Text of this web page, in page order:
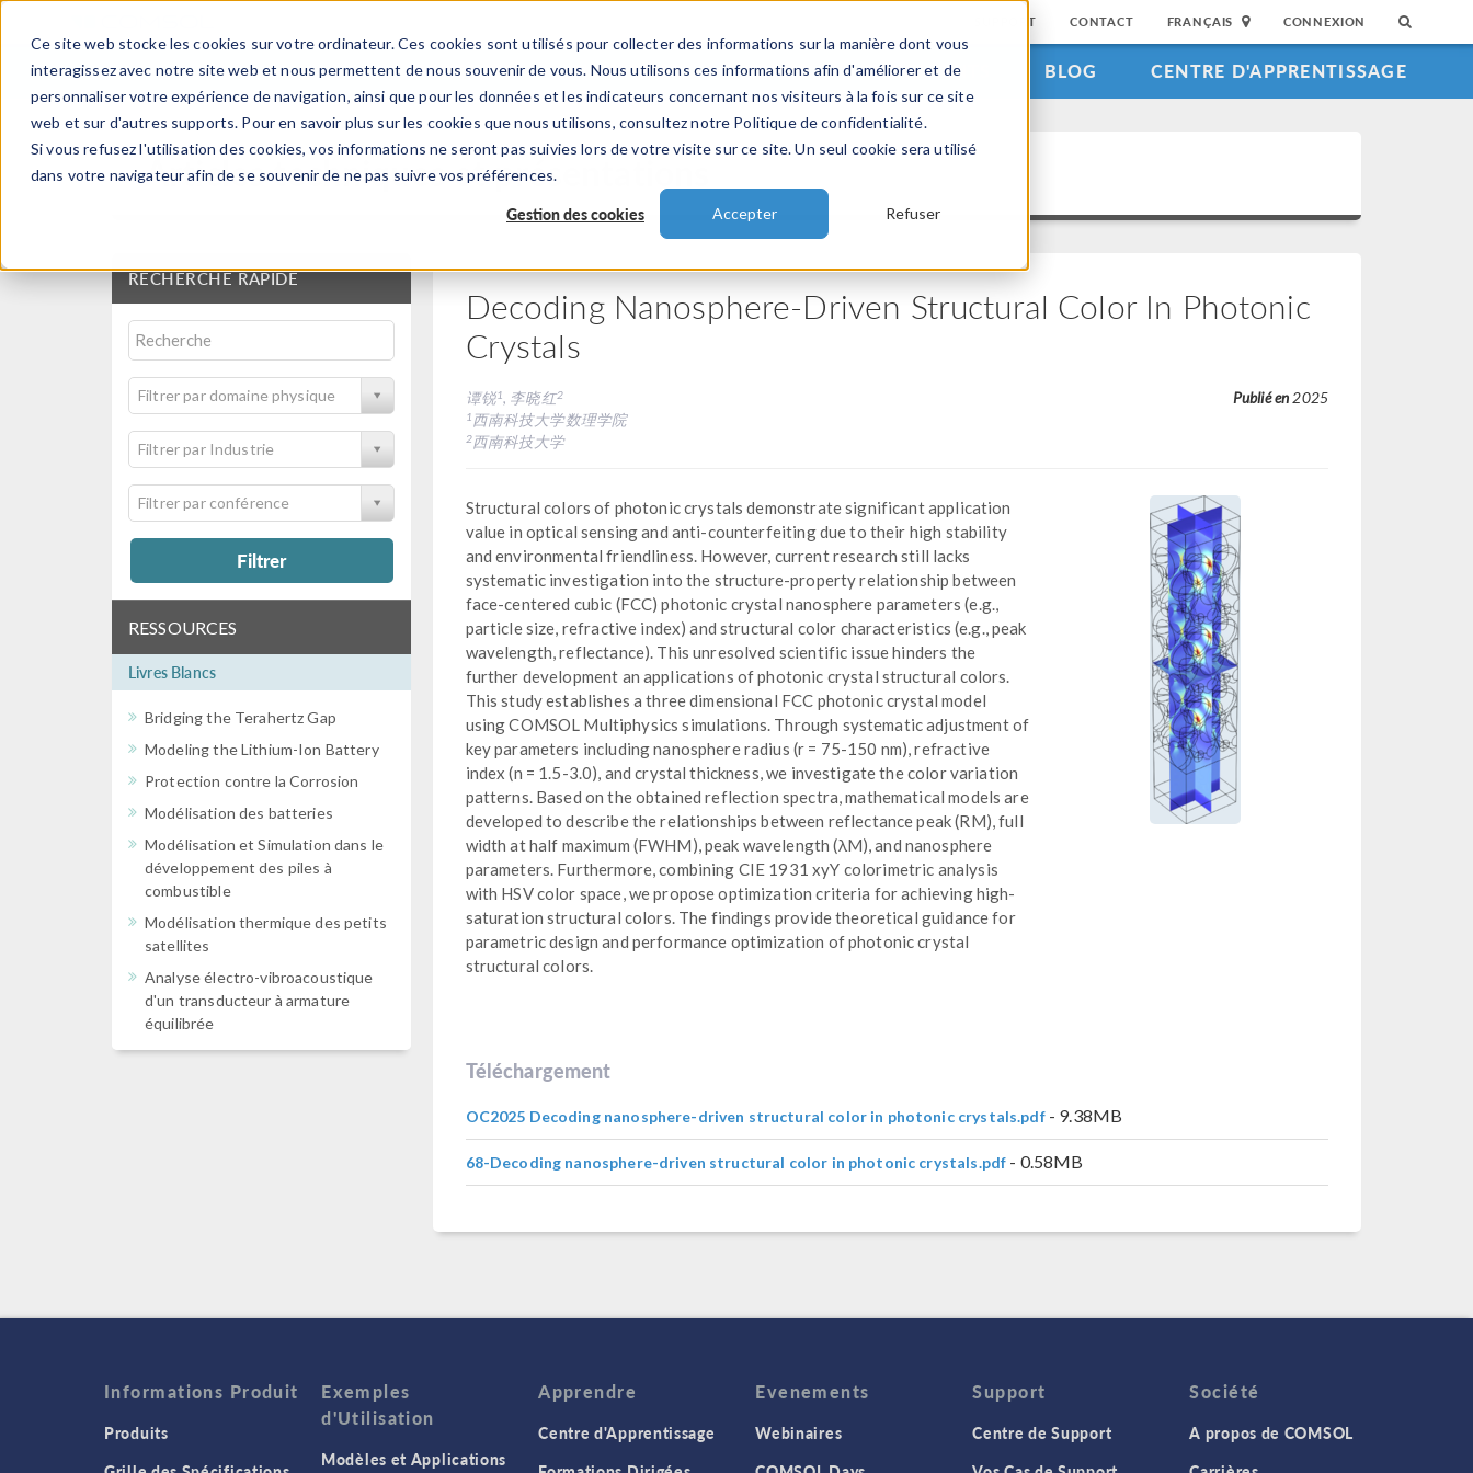
Ce site web stocke les cookies sur votre ordinateur. Ces cookies sont utilisés pour collecter des informations sur la manière dont vous
interagissez avec notre site web et nous permettent de nous souvenir de vous. Nous utilisons ces informations afin d'améliorer et de
personnaliser votre expérience de navigation, ainsi que pour les données et les indicateurs concernant nos visiteurs à la fois sur ce site
web et sur d'autres supports. Pour en savoir plus sur les cookies que nous utilisons, consultez notre Politique de confidentialité.
Si vous refusez l'utilisation des cookies, vos informations ne seront pas suivies lors de votre visite sur ce site. Un seul cookie sera utilisé
dans votre navigateur afin de se souvenir de ne pas suivre vos préférences.
Gestion des cookies Accepter Refuser
SUPPORT CONTACT FRANÇAIS CONNEXION
PRODUITS INDUSTRIES VIDEOS EVENEMENTS BLOG CENTRE D'APPRENTISSAGE
Articles techniques et présentations
RECHERCHE RAPIDE
Filtrer par domaine physique
Filtrer par Industrie
Filtrer par conférence
Filtrer
RESSOURCES
Livres Blancs
Bridging the Terahertz Gap
Modeling the Lithium-Ion Battery
Protection contre la Corrosion
Modélisation des batteries
Modélisation et Simulation dans le
développement des piles à
combustible
Modélisation thermique des petits
satellites
Analyse électro-vibroacoustique
d'un transducteur à armature
équilibrée
Decoding Nanosphere-Driven Structural Color In Photonic
Crystals
谭锐1, 李晓红2
1 西南科技大学数理学院
2西南科技大学
Publié en 2025
Structural colors of photonic crystals demonstrate significant application
value in optical sensing and anti-counterfeiting due to their high stability
and environmental friendliness. However, current research still lacks
systematic investigation into the structure-property relationship between
face-centered cubic (FCC) photonic crystal nanosphere parameters (e.g.,
particle size, refractive index) and structural color characteristics (e.g., peak
wavelength, reflectance). This unresolved scientific issue hinders the
further development an applications of photonic crystal structural colors.
This study establishes a three dimensional FCC photonic crystal model
using COMSOL Multiphysics simulations. Through systematic adjustment of
key parameters including nanosphere radius (r = 75-150 nm), refractive
index (n = 1.5-3.0), and crystal thickness, we investigate the color variation
patterns. Based on the obtained reflection spectra, mathematical models are
developed to describe the relationships between reflectance peak (RM), full
width at half maximum (FWHM), peak wavelength (λM), and nanosphere
parameters. Furthermore, combining CIE 1931 xyY colorimetric analysis
with HSV color space, we propose optimization criteria for achieving high-
saturation structural colors. The findings provide theoretical guidance for
parametric design and performance optimization of photonic crystal
structural colors.
Téléchargement
OC2025 Decoding nanosphere-driven structural color in photonic crystals.pdf- 9.38MB
68-Decoding nanosphere-driven structural color in photonic crystals.pdf - 0.58MB
Informations Produit
Produits
Exemples
d'Utilisation
Modèles et Applications
Apprendre
Centre d'Apprentissage
Evenements
Webinaires
Support
Centre de Support
Société
A propos de COMSOL